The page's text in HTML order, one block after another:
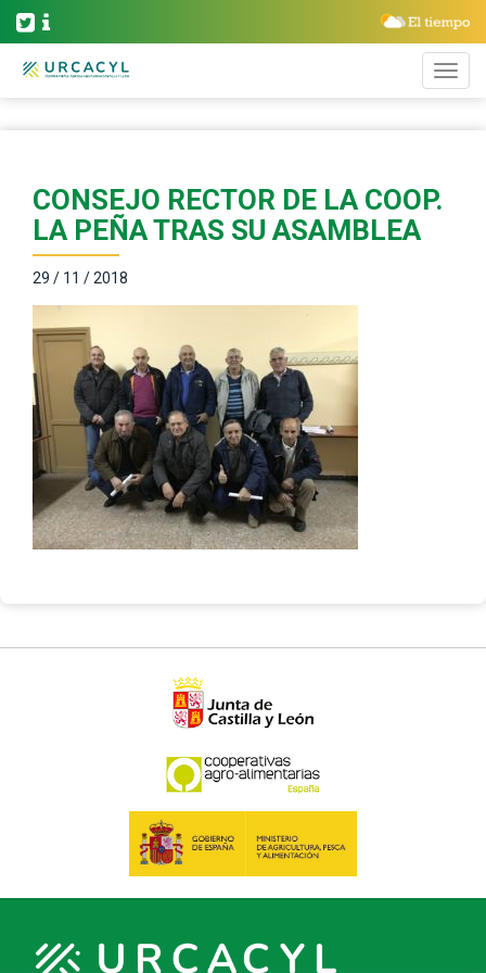
CONSEJO RECTOR DE LA COOP.
LA PEÑA TRAS SU ASAMBLEA
29 / 11 / 2018